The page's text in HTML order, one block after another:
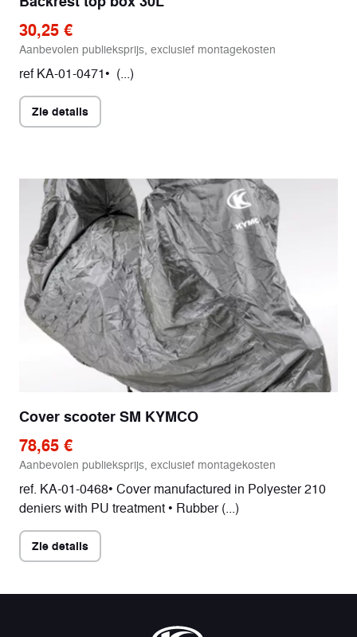
30,25 €
Aanbevolen publieksprijs, exclusief montagekosten
ref KA-01-0471• (...)
Zie details
Cover scooter SM KYMCO
78,65 €
Aanbevolen publieksprijs, exclusief montagekosten
ref. KA-01-0468• Cover manufactured in Polyester 210
deniers with PU treatment • Rubber (...)
Zie details